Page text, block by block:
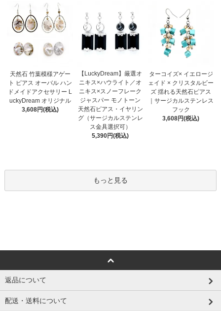
天然石 竹葉模様アゲー
ト ピアス オーバル ハン
ドメイドアクセサリー L
uckyDream オリジナル
3,608円(税込)
【LuckyDream】厳選オ
ニキス×ハウライト／オ
ニキス×スノーフレーク
ジャスパー モノトーン
天然石ピアス・イヤリン
グ（サージカルステンレ
ス金具選択可）
5,390円(税込)
ターコイズ× イエロージ
ェイド × クリスタルビー
ズ 揺れる天然石ピアス
｜サージカルステンレス
フック
3,608円(税込)
もっと見る
返品について
配送・送料について